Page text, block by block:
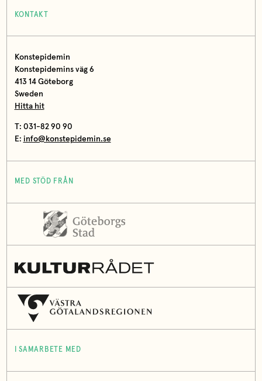
KONTAKT
Konstepidemin
Konstepidemins väg 6
413 14 Göteborg
Sweden
Hitta hit
T: 031-82 90 90
E: info@konstepidemin.se
MED STÖD FRÅN
I SAMARBETE MED